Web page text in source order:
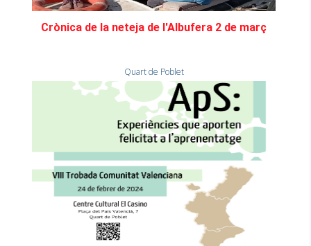
Crònica de la neteja de l'Albufera 2 de març
Quart de Poblet